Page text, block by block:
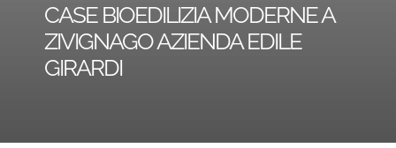
REALIZZAZIONI
CONTATTI
CASE BIOEDILIZIA MODERNE A
ZIVIGNAGO AZIENDA EDILE
GIRARDI